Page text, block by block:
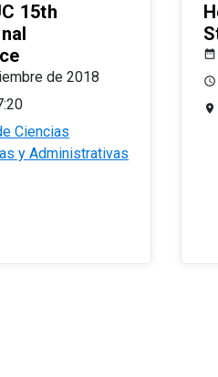
15th
de 2018
Ciencias
y Administrativas